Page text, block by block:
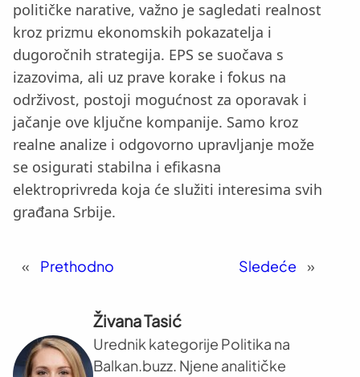
političke narative, važno je sagledati realnost
kroz prizmu ekonomskih pokazatelja i
dugoročnih strategija. EPS se suočava s
izazovima, ali uz prave korake i fokus na
održivost, postoji mogućnost za oporavak i
jačanje ove ključne kompanije. Samo kroz
realne analize i odgovorno upravljanje može
se osigurati stabilna i efikasna
elektroprivreda koja će služiti interesima svih
građana Srbije.
« Prethodno Sledeće »
Živana Tasić
Urednik kategorije Politika na
Balkan.buzz. Njene analitičke